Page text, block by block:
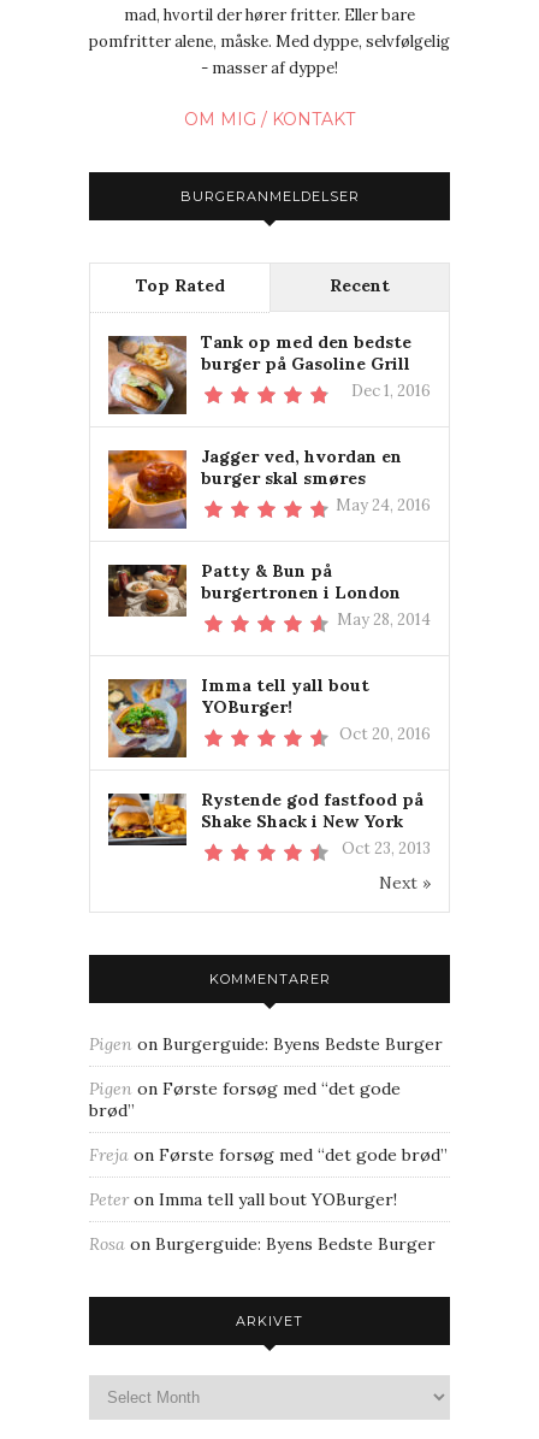
mad, hvortil der hører fritter. Eller bare
pomfritter alene, måske. Med dyppe, selvfølgelig
- masser af dyppe!
OM MIG / KONTAKT
BURGERANMELDELSER
Top Rated Recent
Tank op med den bedste
burger på Gasoline Grill
Dec 1, 2016
Jagger ved, hvordan en
burger skal smøres
May 24, 2016
Patty & Bun på
burgertronen i London
May 28, 2014
Imma tell yall bout
YOBurger!
Oct 20, 2016
Rystende god fastfood på
Shake Shack i New York
Oct 23, 2013
Next »
KOMMENTARER
Pigen on Burgerguide: Byens Bedste Burger
Pigen on Første forsøg med “det gode
brød”
Freja on Første forsøg med “det gode brød”
Peteron Imma tell yall bout YOBurger!
Rosa on Burgerguide: Byens Bedste Burger
ARKIVET